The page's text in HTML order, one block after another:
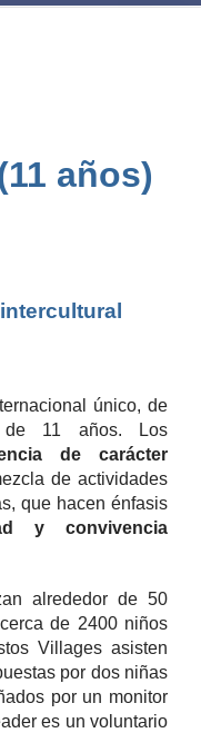
años)
único, de
de 11 años. Los
de carácter
de actividades
que hacen énfasis
y convivencia
alrededor de 50
de 2400 niños
Villages asisten
por dos niñas
por un monitor
es un voluntario